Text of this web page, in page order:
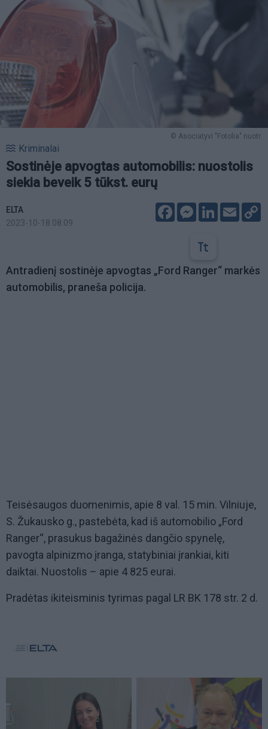
© Asociatyvi "Fotolia" nuotr.
Kriminalai
Sostinėje apvogtas automobilis: nuostolis
siekia beveik 5 tūkst. eurų
ELTA
2023-10-18 08:09
FacebookMessenger
LinkedIn
Email
Antradienį sostinėje apvogtas „Ford Ranger“ markės
automobilis, praneša policija.
Teisėsaugos duomenimis, apie 8 val. 15 min. Vilniuje,
S. Žukausko g., pastebėta, kad iš automobilio „Ford
Ranger“, prasukus bagažinės dangčio spynelę,
pavogta alpinizmo įranga, statybiniai įrankiai, kiti
daiktai. Nuostolis – apie 4 825 eurai.
Pradėtas ikiteisminis tyrimas pagal LR BK 178 str. 2 d.